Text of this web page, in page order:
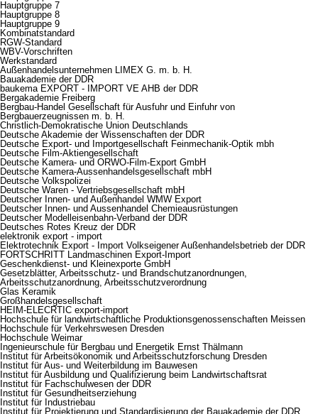
Hauptgruppe 7
Hauptgruppe 8
Hauptgruppe 9
Kombinatstandard
RGW-Standard
WBV-Vorschriften
Werkstandard
Außenhandelsunternehmen LIMEX G. m. b. H.
Bauakademie der DDR
baukema EXPORT - IMPORT VE AHB der DDR
Bergakademie Freiberg
Bergbau-Handel Gesellschaft für Ausfuhr und Einfuhr von
Bergbauerzeugnissen m. b. H.
Christlich-Demokratische Union Deutschlands
Deutsche Akademie der Wissenschaften der DDR
Deutsche Export- und Importgesellschaft Feinmechanik-Optik mbh
Deutsche Film-Aktiengesellschaft
Deutsche Kamera- und ORWO-Film-Export GmbH
Deutsche Kamera-Aussenhandelsgesellschaft mbH
Deutsche Volkspolizei
Deutsche Waren - Vertriebsgesellschaft mbH
Deutscher Innen- und Außenhandel WMW Export
Deutscher Innen- und Aussenhandel Chemieausrüstungen
Deutscher Modelleisenbahn-Verband der DDR
Deutsches Rotes Kreuz der DDR
elektronik export - import
Elektrotechnik Export - Import Volkseigener Außenhandelsbetrieb der DDR
FORTSCHRITT Landmaschinen Export-Import
Geschenkdienst- und Kleinexporte GmbH
Gesetzblätter, Arbeitsschutz- und Brandschutzanordnungen,
Arbeitsschutzanordnung, Arbeitsschutzverordnung
Glas Keramik
Großhandelsgesellschaft
HEIM-ELECRTIC export-import
Hochschule für landwirtschaftliche Produktionsgenossenschaften Meissen
Hochschule für Verkehrswesen Dresden
Hochschule Weimar
Ingenieurschule für Bergbau und Energetik Ernst Thälmann
Institut für Arbeitsökonomik und Arbeitsschutzforschung Dresden
Institut für Aus- und Weiterbildung im Bauwesen
Institut für Ausbildung und Qualifizierung beim Landwirtschaftsrat
Institut für Fachschulwesen der DDR
Institut für Gesundheitserziehung
Institut für Industriebau
Institut für Projektierung und Standardisierung der Bauakademie der DDR